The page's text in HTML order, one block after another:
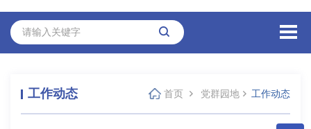
工作动态 首页 党群园地 工作动态